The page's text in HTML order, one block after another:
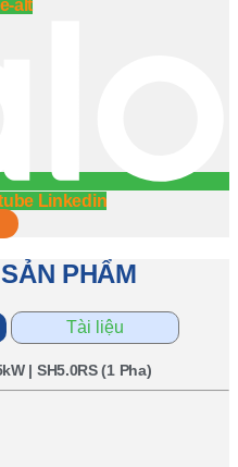
alt
Linkedin
PHẨM
Tài liệu
| SH5.0RS (1 Pha)